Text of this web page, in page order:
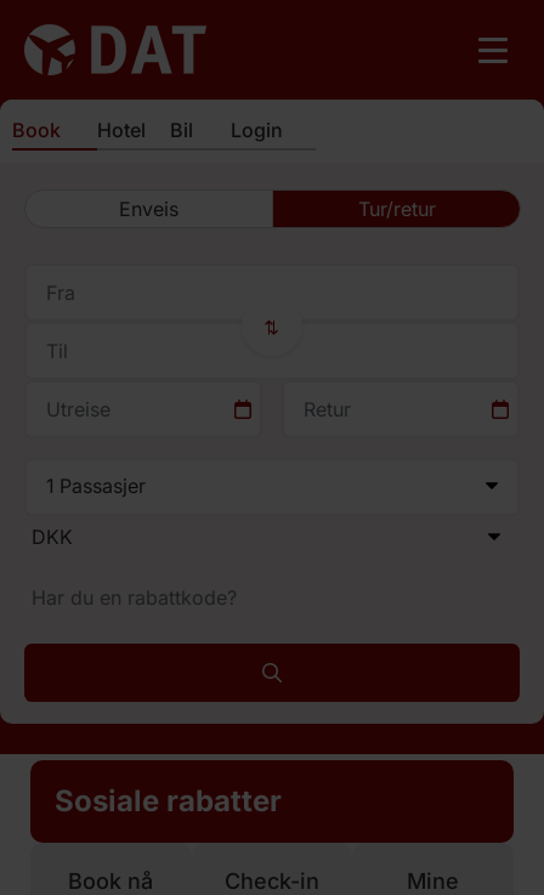
Book Hotel Bil Login
⇄
Enveis Tur/retur
1 Passasjer
Sosiale rabatter
Book nå Check-in
Mine